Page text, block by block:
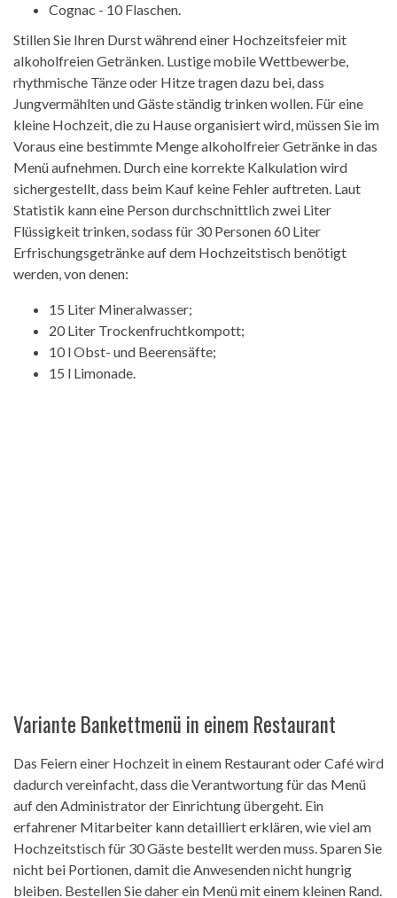
Cognac - 10 Flaschen.
Stillen Sie Ihren Durst während einer Hochzeitsfeier mit
alkoholfreien Getränken. Lustige mobile Wettbewerbe,
rhythmische Tänze oder Hitze tragen dazu bei, dass
Jungvermählten und Gäste ständig trinken wollen. Für eine
kleine Hochzeit, die zu Hause organisiert wird, müssen Sie im
Voraus eine bestimmte Menge alkoholfreier Getränke in das
Menü aufnehmen. Durch eine korrekte Kalkulation wird
sichergestellt, dass beim Kauf keine Fehler auftreten. Laut
Statistik kann eine Person durchschnittlich zwei Liter
Flüssigkeit trinken, sodass für 30 Personen 60 Liter
Erfrischungsgetränke auf dem Hochzeitstisch benötigt
werden, von denen:
15 Liter Mineralwasser;
20 Liter Trockenfruchtkompott;
10 l Obst- und Beerensäfte;
15 l Limonade.
Variante Bankettmenü in einem Restaurant
Das Feiern einer Hochzeit in einem Restaurant oder Café wird
dadurch vereinfacht, dass die Verantwortung für das Menü
auf den Administrator der Einrichtung übergeht. Ein
erfahrener Mitarbeiter kann detailliert erklären, wie viel am
Hochzeitstisch für 30 Gäste bestellt werden muss. Sparen Sie
nicht bei Portionen, damit die Anwesenden nicht hungrig
bleiben. Bestellen Sie daher ein Menü mit einem kleinen Rand.